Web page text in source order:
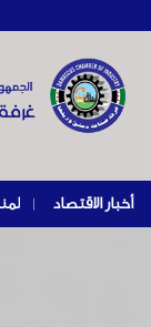
أخبار الاقتصاد |